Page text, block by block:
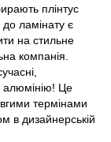
плінтус
ламінату є
на стильне
компанія.
алюмінію! Це
термінами
в дизайнерській